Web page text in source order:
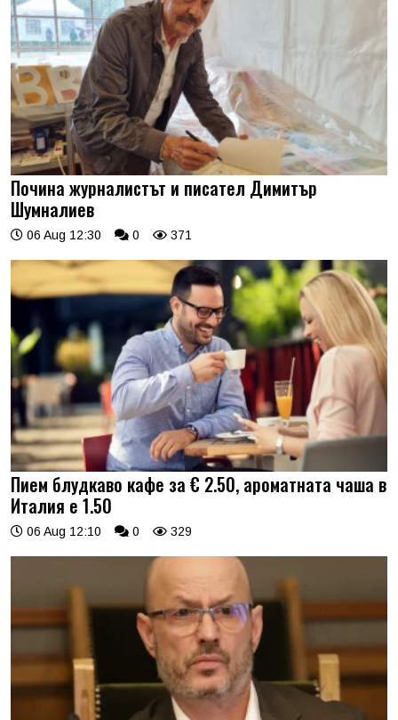
Почина журналистът и писател Димитър
Шумналиев
06 Aug 12:30 0 371
Пием блудкаво кафе за € 2.50, ароматната чаша в
Италия е 1.50
06 Aug 12:10 0 329